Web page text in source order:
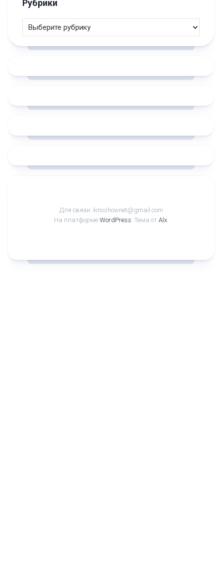
Рубрики
Для связи: kinoshownet@gmail.com
На платформе WordPress. Тема от Alx.